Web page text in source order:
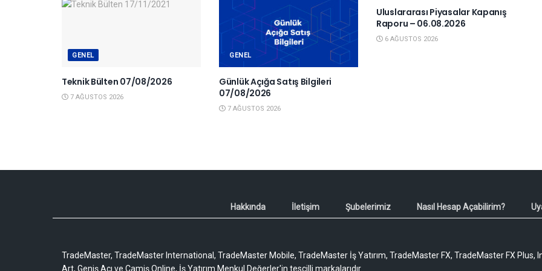
GENEL
Teknik Bülten 07/08/2026
7 AĞUSTOS 2026
GENEL
Günlük Açığa Satış Bilgileri
07/08/2026
7 AĞUSTOS 2026
Uluslararası Piyasalar Kapanış
Raporu – 06.08.2026
6 AĞUSTOS 2026
Hakkında İletişim Şubelerimiz Nasıl Hesap Açabilirim?
TradeMaster, TradeMaster International, TradeMaster Mobile, TradeMaster İş Yatırım, TradeMaster FX, TradeMaster FX Plus,
Art, Geniş Açı ve Camiş Online, İş Yatırım Menkul Değerler'in tescilli markalarıdır.